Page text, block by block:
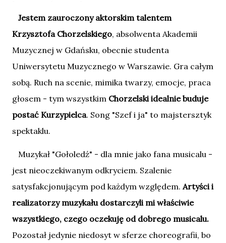
Jestem zauroczony aktorskim talentem
Krzysztofa Chorzelskiego, absolwenta Akademii
Muzycznej w Gdańsku, obecnie studenta
Uniwersytetu Muzycznego w Warszawie. Gra całym
sobą. Ruch na scenie, mimika twarzy, emocje, praca
głosem - tym wszystkim Chorzelski idealnie buduje
postać Kurzypielca. Song "Szef i ja" to majstersztyk
spektaklu.
Muzykał "Gołoledź" - dla mnie jako fana musicalu -
jest nieoczekiwanym odkryciem. Szalenie
satysfakcjonującym pod każdym względem.Artyści i
realizatorzy muzykału dostarczyli mi właściwie
wszystkiego, czego oczekuję od dobrego musicalu.
Pozostał jedynie niedosyt w sferze choreografii, bo